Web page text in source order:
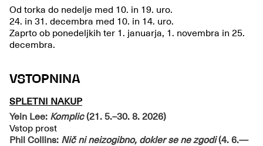
Od torka do nedelje med 10. in 19. uro.
24. in 31. decembra med 10. in 14. uro.
Zaprto ob ponedeljkih ter 1. januarja, 1. novembra in 25.
decembra.
VSTOPNINA
SPLETNI NAKUP
Yein Lee: Komplic(21. 5.–30. 8. 2026)
Vstop prost
Phil Collins: Nič ni neizogibno, dokler se ne zgodi(4. 6.—